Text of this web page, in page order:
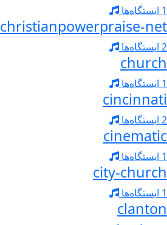
1 ایستگاه‌ها
christianpowerpraise-net
2 ایستگاه‌ها
church
1 ایستگاه‌ها
cincinnati
2 ایستگاه‌ها
cinematic
1 ایستگاه‌ها
city-church
1 ایستگاه‌ها
clanton